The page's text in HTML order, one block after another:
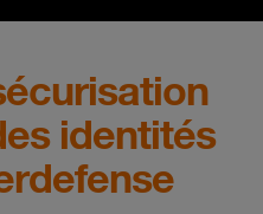
identités